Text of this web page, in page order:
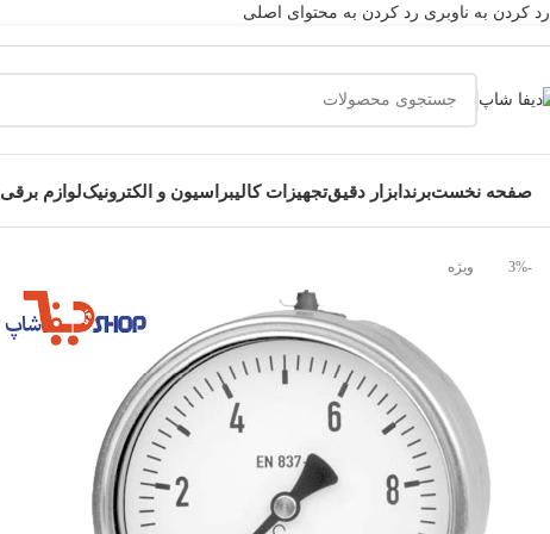
رد کردن به ناوبری رد کردن به محتوای اصلی
صفحه نخستبرند ابزار دقیقتجهیزات کالیبراسیون و الکترونیکلوازم برقی
-3% ویژه